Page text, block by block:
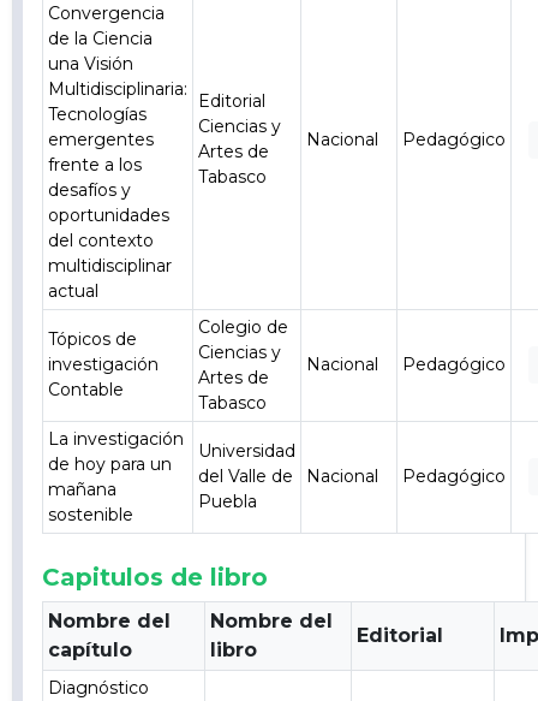
Convergencia
de la Ciencia
una Visión
Multidisciplinaria:
Tecnologías
emergentes
frente a los
desafíos y
oportunidades
del contexto
multidisciplinar
actual
Editorial
Ciencias y
Artes de
Tabasco
Nacional Pedagógico
Tópicos de
investigación
Contable
Colegio de
Ciencias y
Artes de
Tabasco
Nacional Pedagógico
La investigación
de hoy para un
mañana
sostenible
Universidad
del Valle de
Puebla
Nacional Pedagógico
Capitulos de libro
Nombre del
capítulo
Nombre del
libro
Editorial
Diagnóstico